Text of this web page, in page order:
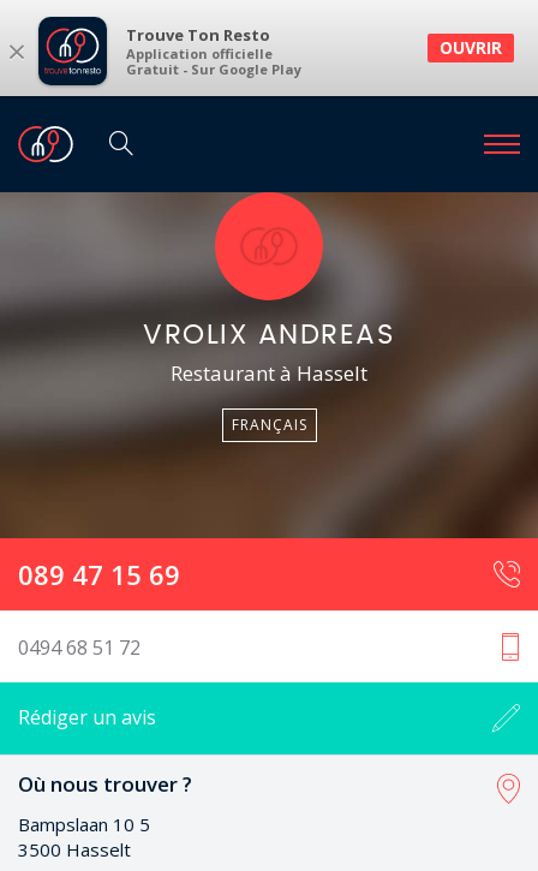
× Trouve Ton Resto
Application officielle
Gratuit - Sur Google Play
OUVRIR
VROLIX ANDREAS
Restaurant à Hasselt
FRANÇAIS
089 47 15 69
0494 68 51 72
Rédiger un avis
Où nous trouver ?
Bampslaan 10 5
3500 Hasselt